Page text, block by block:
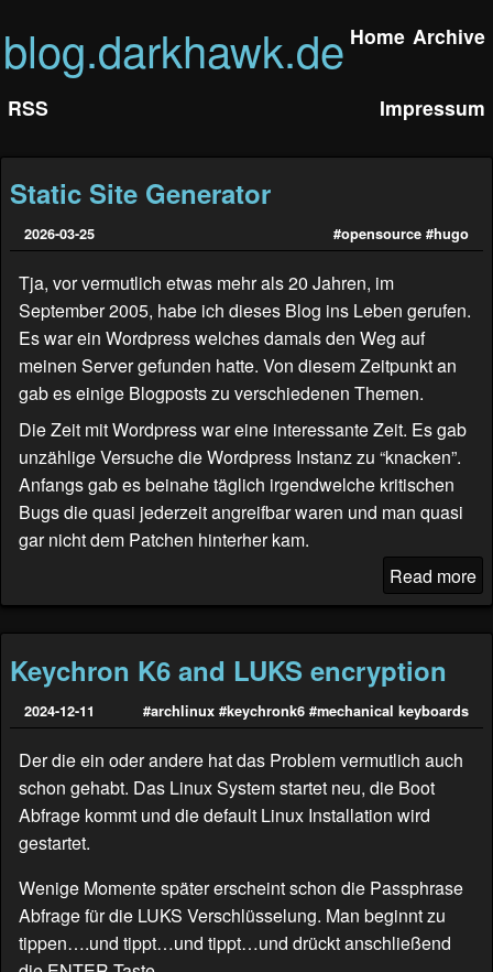
blog.darkhawk.de Home Archive
RSS Impressum
Static Site Generator
2026-03-25 #opensource #hugo
Tja, vor vermutlich etwas mehr als 20 Jahren, im
September 2005, habe ich dieses Blog ins Leben gerufen.
Es war ein Wordpress welches damals den Weg auf
meinen Server gefunden hatte. Von diesem Zeitpunkt an
gab es einige Blogposts zu verschiedenen Themen.
Die Zeit mit Wordpress war eine interessante Zeit. Es gab
unzählige Versuche die Wordpress Instanz zu “knacken”.
Anfangs gab es beinahe täglich irgendwelche kritischen
Bugs die quasi jederzeit angreifbar waren und man quasi
gar nicht dem Patchen hinterher kam.
Read more
Keychron K6 and LUKS encryption
2024-12-11 #archlinux #keychronk6 #mechanical keyboards
Der die ein oder andere hat das Problem vermutlich auch
schon gehabt. Das Linux System startet neu, die Boot
Abfrage kommt und die default Linux Installation wird
gestartet.
Wenige Momente später erscheint schon die Passphrase
Abfrage für die LUKS Verschlüsselung. Man beginnt zu
tippen….und tippt…und tippt…und drückt anschließend